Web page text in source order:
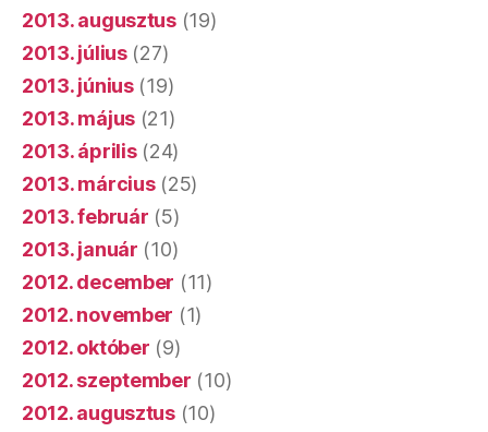
2013. augusztus(19)
2013. július(27)
2013. június(19)
2013. május (21)
2013. április(24)
2013. március(25)
2013. február (5)
2013. január (10)
2012. december (11)
2012. november (1)
2012. október (9)
2012. szeptember (10)
2012. augusztus(10)